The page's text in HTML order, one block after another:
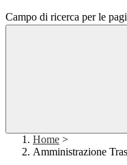
Campo di ricerca per le
Home >
Amministrazione